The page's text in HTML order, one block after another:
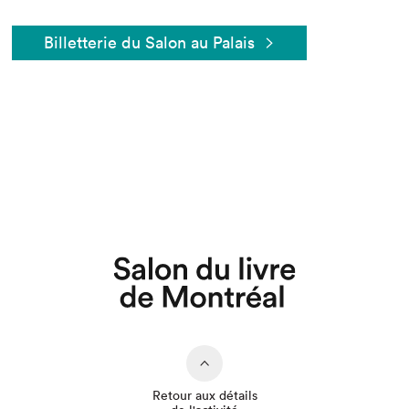
Billetterie du Salon au Palais
Retour aux détails